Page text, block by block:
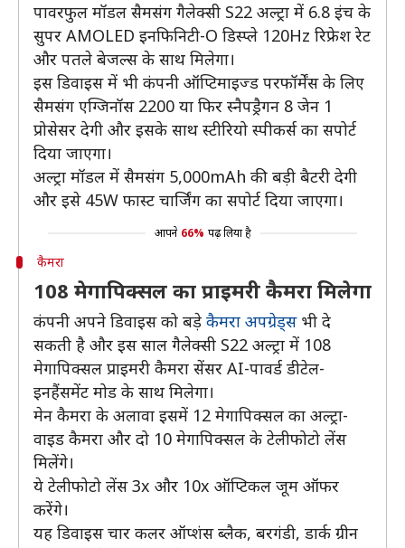
पावरफुल मॉडल सैमसंग गैलेक्सी S22 अल्ट्रा में 6.8 इंच के
सुपर AMOLED इनफिनिटी-O डिस्प्ले 120Hz रिफ्रेश रेट
और पतले बेजल्स के साथ मिलेगा।
इस डिवाइस में भी कंपनी ऑप्टिमाइज्ड परफॉर्मेंस के लिए
सैमसंग एग्जिनॉस 2200 या फिर स्नैपड्रैगन 8 जेन 1
प्रोसेसर देगी और इसके साथ स्टीरियो स्पीकर्स का सपोर्ट
दिया जाएगा।
अल्ट्रा मॉडल में सैमसंग 5,000mAh की बड़ी बैटरी देगी
और इसे 45W फास्ट चार्जिंग का सपोर्ट दिया जाएगा।
आपने 66% पढ़ लिया है
कैमरा
108 मेगापिक्सल का प्राइमरी कैमरा मिलेगा
कंपनी अपने डिवाइस को बड़े कैमरा अपग्रेड्सभी दे
सकती है और इस साल गैलेक्सी S22 अल्ट्रा में 108
मेगापिक्सल प्राइमरी कैमरा सेंसर AI-पावर्ड डीटेल-
इनहैंसमेंट मोड के साथ मिलेगा।
मेन कैमरा के अलावा इसमें 12 मेगापिक्सल का अल्ट्रा-
वाइड कैमरा और दो 10 मेगापिक्सल के टेलीफोटो लेंस
मिलेंगे।
ये टेलीफोटो लेंस 3x और 10x ऑप्टिकल जूम ऑफर
करेंगे।
यह डिवाइस चार कलर ऑप्शंस ब्लैक, बरगंडी, डार्क ग्रीन